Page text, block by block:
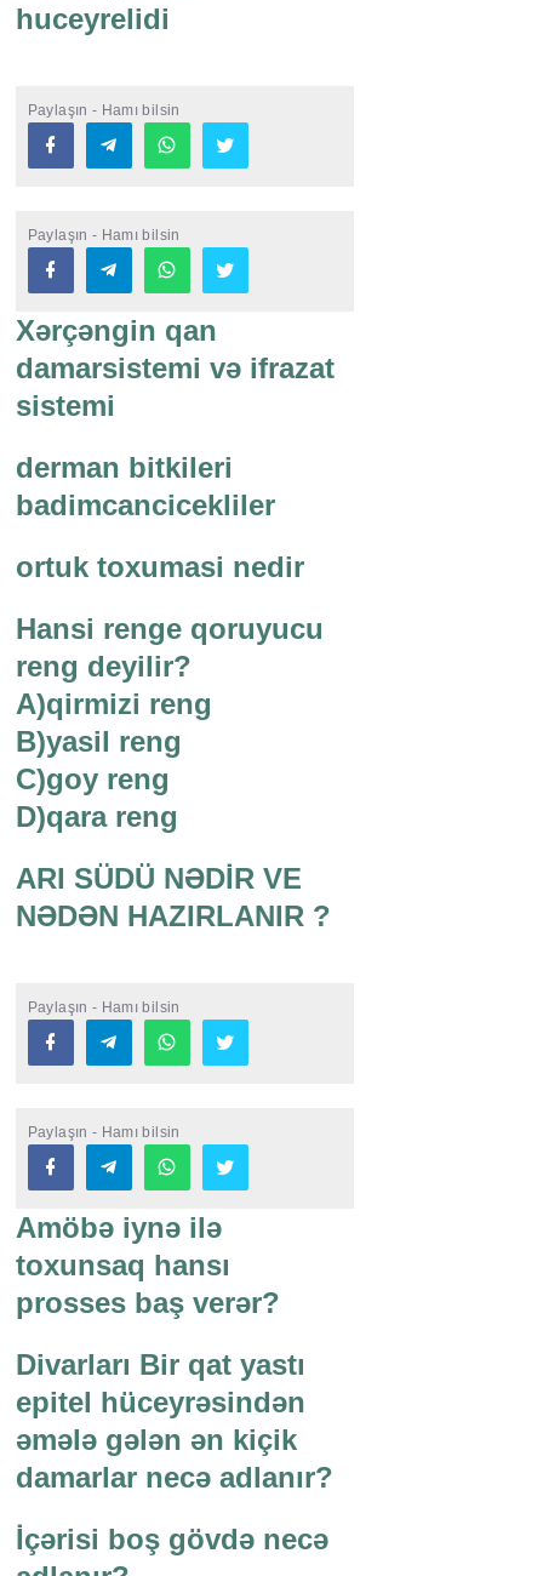
huceyrelidi
Paylaşın - Hamı bilsin
Paylaşın - Hamı bilsin
Xərçəngin qan
damarsistemi və ifrazat
sistemi
derman bitkileri
badimcancicekliler
ortuk toxumasi nedir
Hansi renge qoruyucu
reng deyilir?
A)qirmizi reng
B)yasil reng
C)goy reng
D)qara reng
ARI SÜDÜ NƏDİR VE
NƏDƏN HAZIRLANIR ?
Paylaşın - Hamı bilsin
Paylaşın - Hamı bilsin
Amöbə iynə ilə
toxunsaq hansı
prosses baş verər?
Divarları Bir qat yastı
epitel hüceyrəsindən
əmələ gələn ən kiçik
damarlar necə adlanır?
İçərisi boş gövdə necə